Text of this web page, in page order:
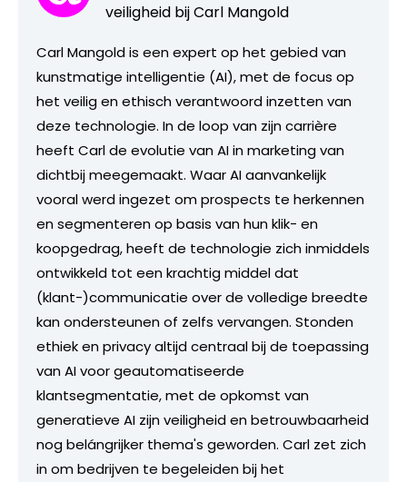
veiligheid bij Carl Mangold
Carl Mangold is een expert op het gebied van
kunstmatige intelligentie (AI), met de focus op
het veilig en ethisch verantwoord inzetten van
deze technologie. In de loop van zijn carrière
heeft Carl de evolutie van AI in marketing van
dichtbij meegemaakt. Waar AI aanvankelijk
vooral werd ingezet om prospects te herkennen
en segmenteren op basis van hun klik- en
koopgedrag, heeft de technologie zich inmiddels
ontwikkeld tot een krachtig middel dat
(klant-)communicatie over de volledige breedte
kan ondersteunen of zelfs vervangen. Stonden
ethiek en privacy altijd centraal bij de toepassing
van AI voor geautomatiseerde
klantsegmentatie, met de opkomst van
generatieve AI zijn veiligheid en betrouwbaarheid
nog belángrijker thema's geworden. Carl zet zich
in om bedrijven te begeleiden bij het